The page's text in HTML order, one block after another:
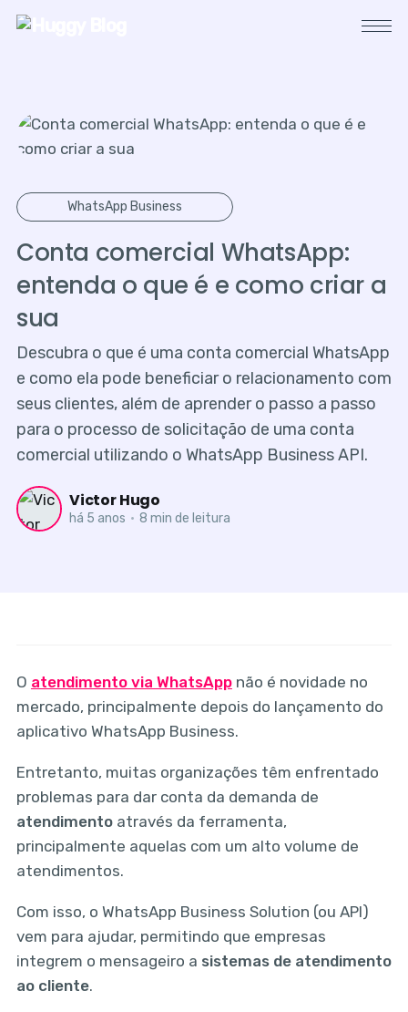
WhatsApp Business
Conta comercial WhatsApp:
entenda o que é e como criar a
sua
Descubra o que é uma conta comercial WhatsApp
e como ela pode beneficiar o relacionamento com
seus clientes, além de aprender o passo a passo
para o processo de solicitação de uma conta
comercial utilizando o WhatsApp Business API.
Victor Hugo
há 5 anos • 8 min de leitura
O atendimento via WhatsAppnão é novidade no
mercado, principalmente depois do lançamento do
aplicativo WhatsApp Business.
Entretanto, muitas organizações têm enfrentado
problemas para dar conta da demanda de
atendimentoatravés da ferramenta,
principalmente aquelas com um alto volume de
atendimentos.
Com isso, o WhatsApp Business Solution (ou API)
vem para ajudar, permitindo que empresas
integrem o mensageiro a sistemas de atendimento
ao cliente.